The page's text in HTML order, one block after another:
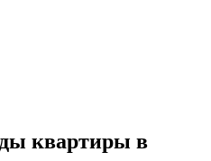
квартиры в